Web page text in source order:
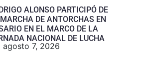
ALONSO PARTICIPÓ DE
DE ANTORCHAS EN
EN EL MARCO DE LA
NACIONAL DE LUCHA
agosto 7, 2026